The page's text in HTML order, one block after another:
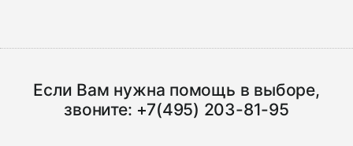
Если Вам нужна помощь в выборе,
звоните: +7(495) 203-81-95